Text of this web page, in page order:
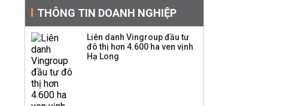
Sau nhịp điều chỉnh
mạnh, CTCK nhìn thấy
cơ hội ở nhóm cổ phiếu
THÔNG TIN DOANH NGHIỆP
Liên danh Vingroup đầu tư
đô thị hơn 4.600 ha ven vịnh
Hạ Long